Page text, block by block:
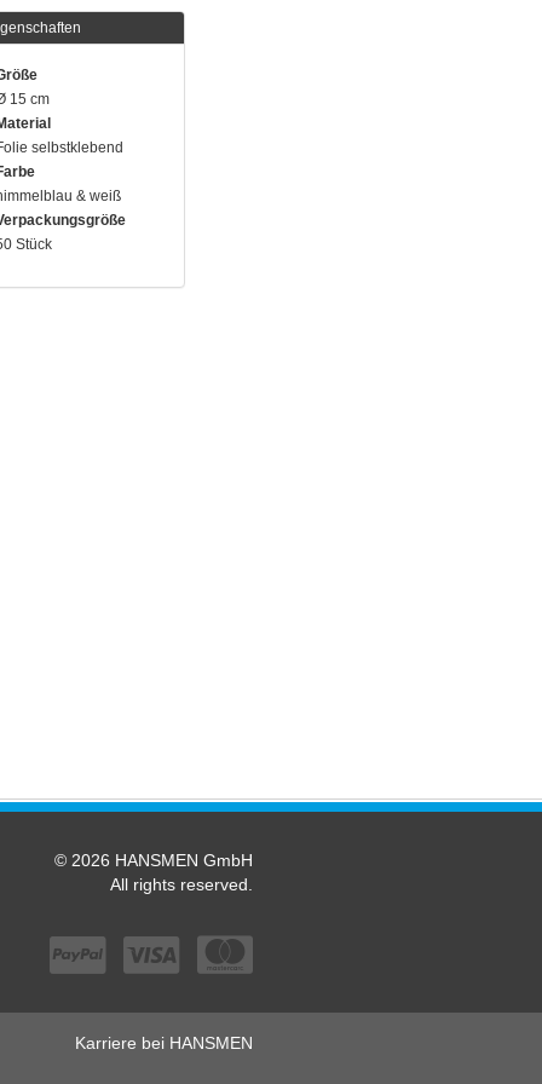
15 cm
selbstklebend
& weiß
Stück
© 2026 HANSMEN GmbH
All rights reserved.
Karriere bei HANSMEN